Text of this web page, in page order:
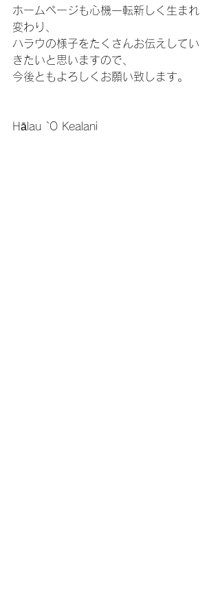
ホームページも心機一転新しく生まれ
変わり、
ハラウの様子をたくさんお伝えしてい
きたいと思いますので、
今後ともよろしくお願い致します。
Hālau `O Kealani